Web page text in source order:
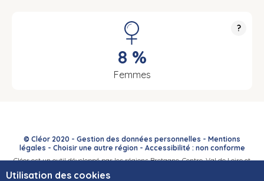
Utilisation des cookies
?
8 %
Femmes
© Cléor 2020 - Gestion des données personnelles - Mentions
légales - Choisir une autre région- Accessibilité : non conforme
Cléor est un outil développé par les régions Bretagne, Centre-Val de Loire et